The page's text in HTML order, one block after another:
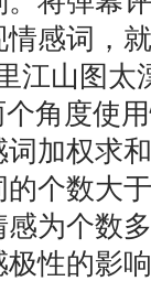
感词，
江山图太
角度使
加权求
个数大
为个数
性的影